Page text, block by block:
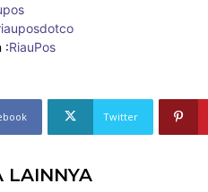
:RiauPos
Twitter
LAINNYA